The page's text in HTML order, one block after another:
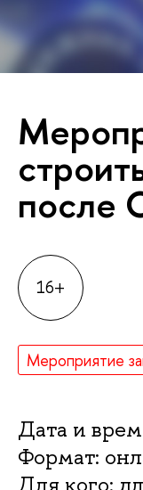
после
16+
Мероприятие
Дата и
Формат:
Для кого: